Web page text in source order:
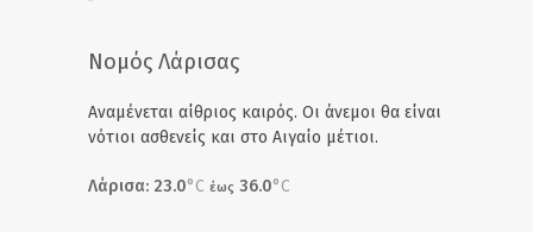
Νομός Λάρισας
Αναμένεται αίθριος καιρός. Οι άνεμοι θα είναι
νότιοι ασθενείς και στο Αιγαίο μέτιοι.
Λάρισα: 23.0°C έως 36.0°C